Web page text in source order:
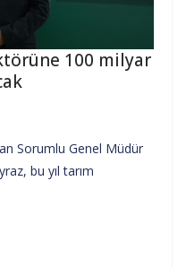
100 milyar
Sorumlu Genel Müdür
bu yıl tarım